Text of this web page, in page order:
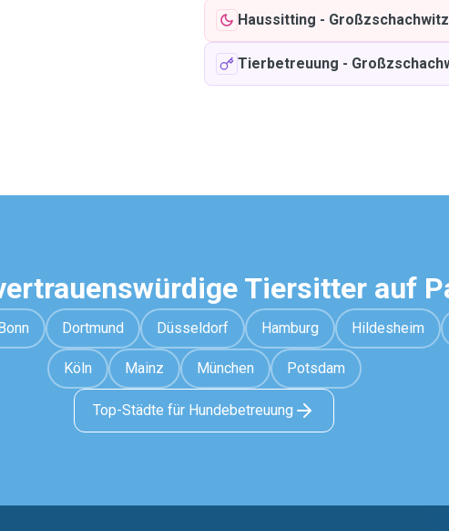
Haussitting - Großzschachwitz
Tierbetreuung -
Tiersitter auf
Dortmund Düsseldorf Hamburg Hildesheim
Köln Mainz München Potsdam
Top-Städte für Hundebetreuung